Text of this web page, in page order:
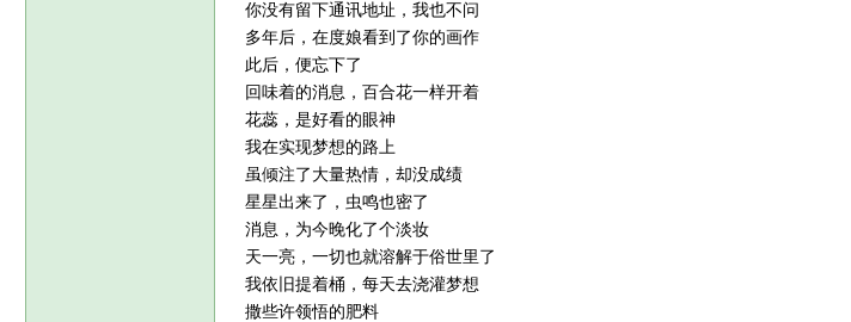
你没有留下通讯地址，我也不问
多年后，在度娘看到了你的画作
此后，便忘下了
回味着的消息，百合花一样开着
花蕊，是好看的眼神
我在实现梦想的路上
虽倾注了大量热情，却没成绩
星星出来了，虫鸣也密了
消息，为今晚化了个淡妆
天一亮，一切也就溶解于俗世里了
我依旧提着桶，每天去浇灌梦想
撒些许领悟的肥料